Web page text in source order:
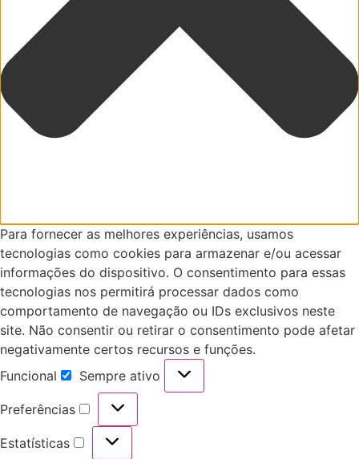
Para fornecer as melhores experiências, usamos
tecnologias como cookies para armazenar e/ou acessar
informações do dispositivo. O consentimento para essas
tecnologias nos permitirá processar dados como
comportamento de navegação ou IDs exclusivos neste
site. Não consentir ou retirar o consentimento pode afetar
negativamente certos recursos e funções.
Funcional
Funcional
Sempre ativo
Preferências
Preferências
Estatísticas
Estatísticas